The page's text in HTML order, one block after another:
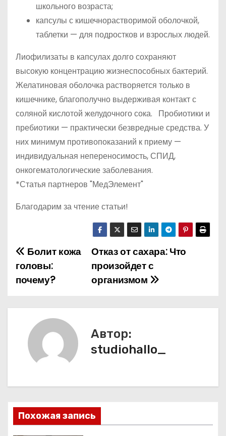
школьного возраста;
капсулы с кишечнорастворимой оболочкой,
таблетки — для подростков и взрослых людей.
Лиофилизаты в капсулах долго сохраняют
высокую концентрацию жизнеспособных бактерий.
Желатиновая оболочка растворяется только в
кишечнике, благополучно выдерживая контакт с
соляной кислотой желудочного сока. Пробиотики и
пребиотики — практически безвредные средства. У
них минимум противопоказаний к приему —
индивидуальная непереносимость, СПИД,
онкогематологические заболевания.
*Статья партнеров "МедЭлемент"
Благодарим за чтение статьи!
Н
а
ц
и
я
Отказ от сахара: Что
произойдет с
организмом
Болит кожа
головы:
почему?
Автор:
studiohallo_
Похожая запись